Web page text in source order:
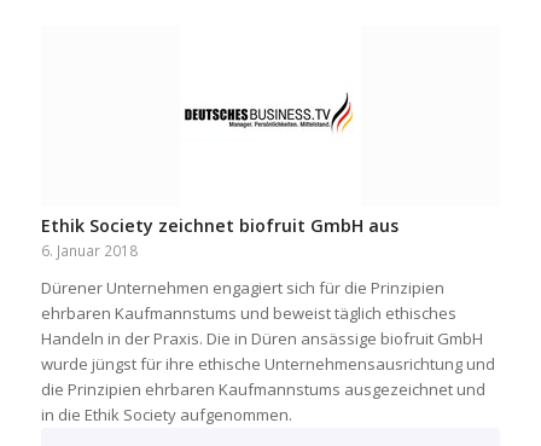
Ethik Society zeichnet biofruit GmbH aus
6. Januar 2018
Dürener Unternehmen engagiert sich für die Prinzipien
ehrbaren Kaufmannstums und beweist täglich ethisches
Handeln in der Praxis. Die in Düren ansässige biofruit GmbH
wurde jüngst für ihre ethische Unternehmensausrichtung und
die Prinzipien ehrbaren Kaufmannstums ausgezeichnet und
in die Ethik Society aufgenommen.